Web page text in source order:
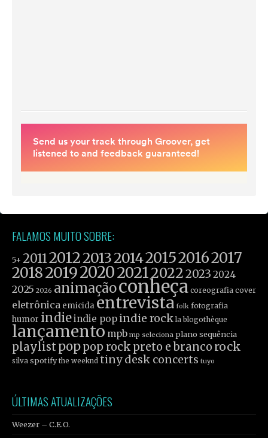
FALAMOS MUITO SOBRE:
5+ 2011201220132014201520162017
201820192020202120222023 2024
2025 2026 animaçãoconheça coreografia cover
eletrônica emicida entrevista folk fotografia
humor indieindie pop indie rock la blogothèque
lançamento mpb mp seleciona plano sequência
playlist poppop rock preto e branco rock
silva spotify the weeknd tiny desk concerts tuyo
ÚLTIMAS ATUALIZAÇÕES
Weezer – C.E.O.